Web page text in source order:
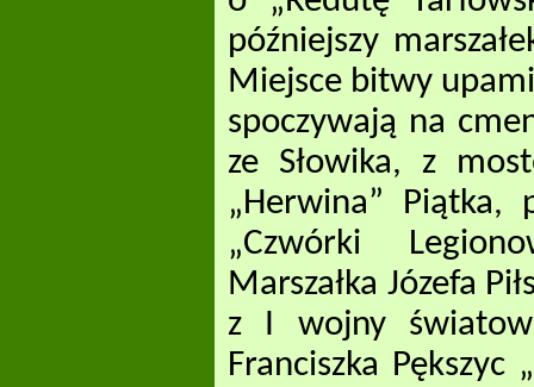
późniejszy
Miejsce bitwy
spoczywają na
ze Słowika, z
„Herwina” Piątka,
„Czwórki
Marszałka Józefa
z I wojny
Franciszka